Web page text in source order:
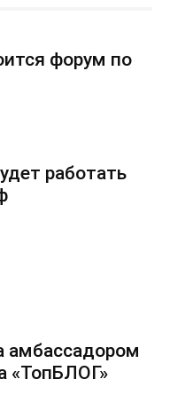
форум по
работать
амбассадором
«ТопБЛОГ»